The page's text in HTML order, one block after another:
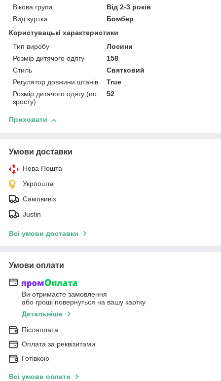
Вікова група
Від 2-3 років
Вид куртки
Бомбер
Користувацькі характеристики
Тип виробу
Лосини
Розмір дитячого одягу
158
Стиль
Святковий
Регулятор довжини штанів
True
Розмір дитячого одягу (по
зросту)
52
Приховати
Умови доставки
Нова Пошта
Укрпошта
Самовивіз
Justin
Всі умови доставки
Умови оплати
Ви отримаєте замовлення
або гроші повернуться на вашу картку
Детальніше
Післяплата
Оплата за реквізитами
Готівкою
Всі умови оплати